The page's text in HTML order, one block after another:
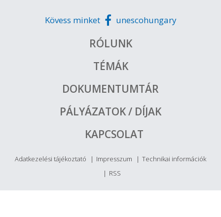
Kövess minket unescohungary
RÓLUNK
TÉMÁK
DOKUMENTUMTÁR
PÁLYÁZATOK / DÍJAK
KAPCSOLAT
Adatkezelési tájékoztató Impresszum
Technikai információk
RSS